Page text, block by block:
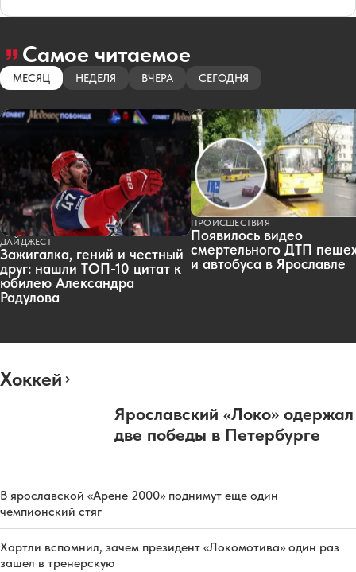
Самое читаемое
МЕСЯЦ НЕДЕЛЯ ВЧЕРА СЕГОДНЯ
ДАЙДЖЕСТ
Зажигалка, гений и честный
друг: нашли ТОП-10 цитат к
юбилею Александра
Радулова
ПРОИСШЕСТВИЯ
Появилось видео
смертельного ДТП
и автобуса в Ярославле
Хоккей
Ярославский «Локо» одержал
две победы в Петербурге
В ярославской «Арене 2000» поднимут еще один
чемпионский стяг
Хартли вспомнил, зачем президент «Локомотива» один раз
зашел в тренерскую